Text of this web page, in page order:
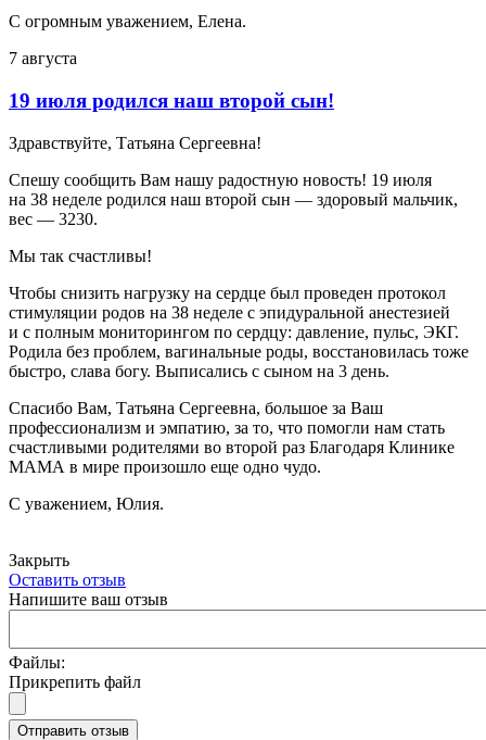
С огромным уважением, Елена.
7 августа
19 июля родился наш второй сын!
Здравствуйте, Татьяна Сергеевна!
Спешу сообщить Вам нашу радостную новость! 19 июля
на 38 неделе родился наш второй сын — здоровый мальчик,
вес — 3230.
Мы так счастливы!
Чтобы снизить нагрузку на сердце был проведен протокол
стимуляции родов на 38 неделе с эпидуральной анестезией
и с полным мониторингом по сердцу: давление, пульс, ЭКГ.
Родила без проблем, вагинальные роды, восстановилась тоже
быстро, слава богу. Выписались с сыном на 3 день.
Спасибо Вам, Татьяна Сергеевна, большое за Ваш
профессионализм и эмпатию, за то, что помогли нам стать
счастливыми родителями во второй раз Благодаря Клинике
МАМА в мире произошло еще одно чудо.
С уважением, Юлия.
Закрыть
Оставить отзыв
Напишите ваш отзыв
Файлы:
Прикрепить файл
Отправить отзыв